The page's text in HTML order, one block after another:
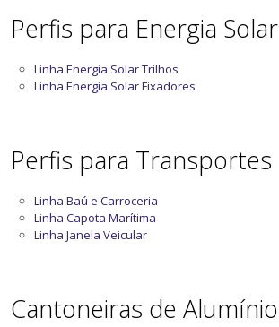
Perfis para Energia Solar
Linha Energia Solar Trilhos
Linha Energia Solar Fixadores
Perfis para Transportes
Linha Baú e Carroceria
Linha Capota Marítima
Linha Janela Veicular
Cantoneiras de Alumínio